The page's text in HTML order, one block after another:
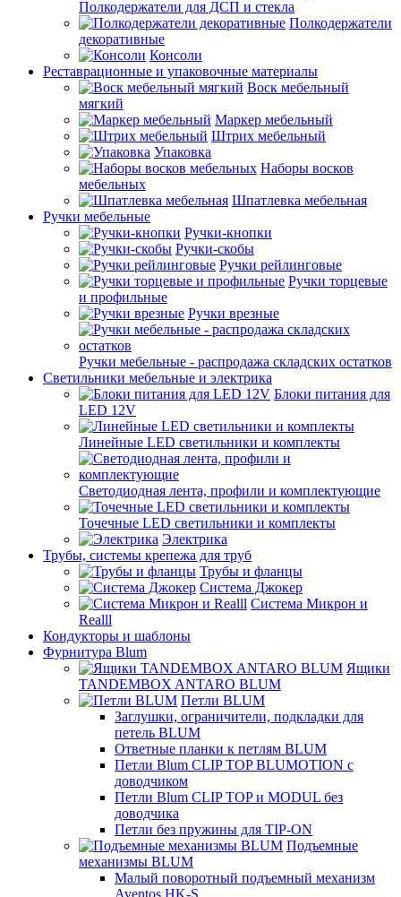
Полкодержатели для ДСП и стекла
Полкодержатели
декоративные
Консоли
Реставрационные и упаковочные материалы
Воск мебельный
мягкий
Маркер мебельный
Штрих мебельный
Упаковка
Наборы восков
мебельных
Шпатлевка мебельная
Ручки мебельные
Ручки-кнопки
Ручки-скобы
Ручки рейлинговые
Ручки торцевые
и профильные
Ручки врезные
Ручки мебельные - распродажа складских остатков
Светильники мебельные и электрика
Блоки питания для
LED 12V
Линейные LED светильники и комплекты
Светодиодная лента, профили и комплектующие
Точечные LED светильники и комплекты
Электрика
Трубы, системы крепежа для труб
Трубы и фланцы
Система Джокер
Система Микрон и
Realll
Кондукторы и шаблоны
Фурнитура Blum
Ящики
TANDEMBOX ANTARO BLUM
Петли BLUM
Заглушки, ограничители, подкладки для
петель BLUM
Ответные планки к петлям BLUM
Петли Blum CLIP TOP BLUMOTION с
доводчиком
Петли Blum CLIP TOP и MODUL без
доводчика
Петли без пружины для TIP-ON
Подъемные
механизмы BLUM
Малый поворотный подъемный механизм
Aventos HK-S